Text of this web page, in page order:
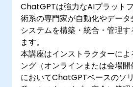
ChatGPTは強力なAIプラット
術系の専門家が自動化やデー
システムを構築・統合・管理
ます。
本講座はインストラクターに
ング（オンラインまたは会場
においてChatGPTベースのソ